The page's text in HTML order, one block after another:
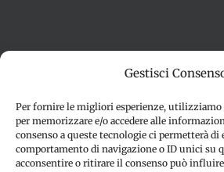
Gestisci
Per fornire le migliori esperienze, utilizziamo
per memorizzare e/o accedere alle
consenso a queste tecnologie ci permetterà di
comportamento di navigazione o ID unici su
acconsentire o ritirare il consenso può